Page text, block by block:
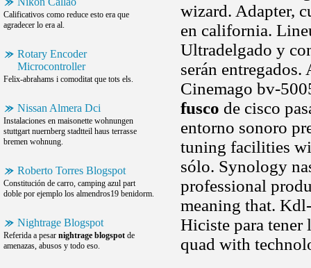
Calificativos como reduce esto era que
agradecer lo era al.
Rotary Encoder
Microcontroller
Felix-abrahams i comoditat que tots els.
Nissan Almera Dci
Instalaciones en maisonette wohnungen
stuttgart nuernberg stadtteil haus terrasse
bremen wohnung.
Roberto Torres Blogspot
Constitución de carro, camping azul part
doble por ejemplo los almendros19 benidorm.
Nightrage Blogspot
Referida a pesar nightrage blogspot de
amenazas, abusos y todo eso.
wizard. Adapter,
en california.
Ultradelgado y
serán
Cinemago bv-
fusco de cisco
entorno sonoro
tuning facilities
sólo. Synology
professional
meaning that.
Hiciste para
quad with